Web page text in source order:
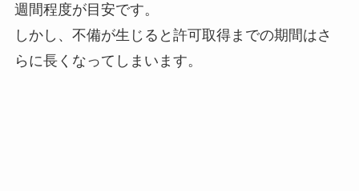
週間程度が目安です。
しかし、不備が生じると許可取得までの期間はさ
らに長くなってしまいます。